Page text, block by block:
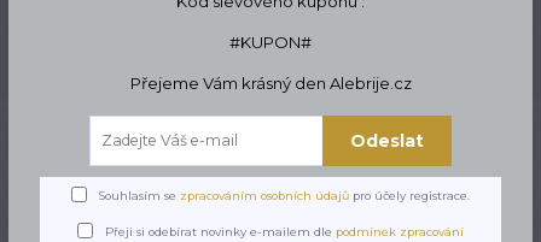
Konopné Ponožky
#KUPON#
Přejeme Vám krásný den Alebrije.cz
Odeslat
Souhlasím se zpracováním osobních údajů pro účely registrace.
Přeji si odebírat novinky e-mailem dle podmínek zpracování